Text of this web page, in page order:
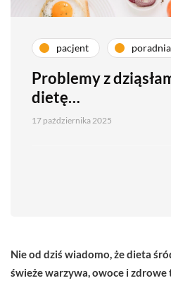
pacjent poradnia
Problemy z
dietę…
17 października 2025
Nie od dziś wiadomo, że dieta
świeże warzywa, owoce i zdrowe